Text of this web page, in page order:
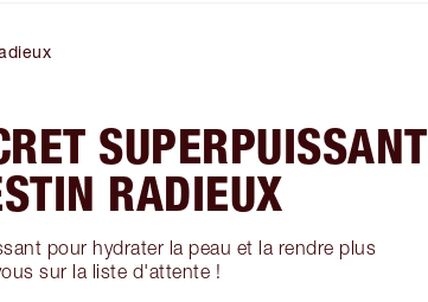
SUPERPUISSANT
RADIEUX
pour hydrater la peau et la rendre plus
sur la liste d'attente !